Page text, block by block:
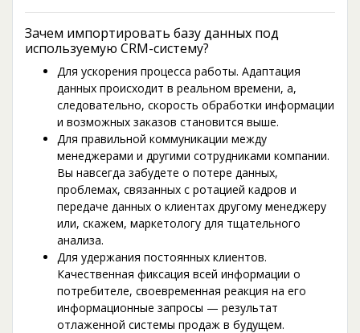
Зачем импортировать базу данных под
используемую CRM-систему?
Для ускорения процесса работы. Адаптация
данных происходит в реальном времени, а,
следовательно, скорость обработки информации
и возможных заказов становится выше.
Для правильной коммуникации между
менеджерами и другими сотрудниками компании.
Вы навсегда забудете о потере данных,
проблемах, связанных с ротацией кадров и
передаче данных о клиентах другому менеджеру
или, скажем, маркетологу для тщательного
анализа.
Для удержания постоянных клиентов.
Качественная фиксация всей информации о
потребителе, своевременная реакция на его
информационные запросы — результат
отлаженной системы продаж в будущем.